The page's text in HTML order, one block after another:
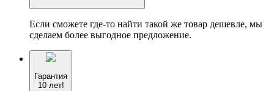
Если сможете где-то найти такой же товар дешевле, мы
сделаем более выгодное предложение.
Гарантия
10 лет!